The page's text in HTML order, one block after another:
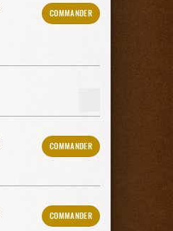
COMMANDER
COMMANDER
COMMANDER